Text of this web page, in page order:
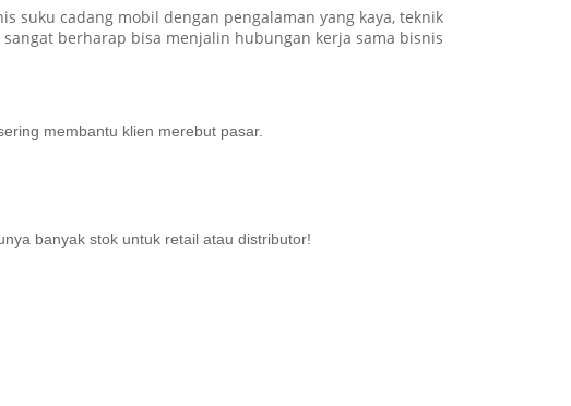
suku cadang mobil dengan pengalaman yang kaya, teknik
berharap bisa menjalin hubungan kerja sama bisnis
membantu klien merebut pasar.
banyak stok untuk retail atau distributor!